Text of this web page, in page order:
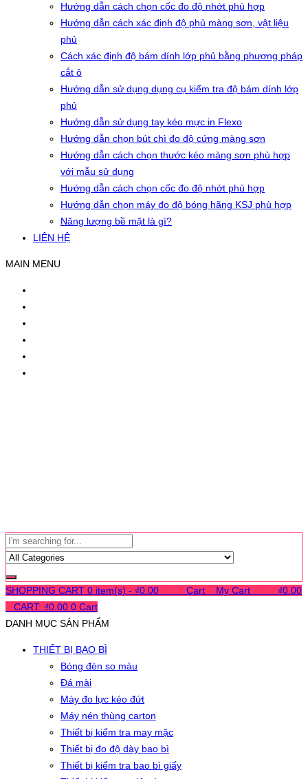
Hướng dẫn cách chọn cốc đo độ nhớt phù hợp
Hướng dẫn cách xác định độ phủ màng sơn, vật liệu
phủ
Cách xác định độ bám dính lớp phủ bằng phương pháp
cắt ô
Hướng dẫn sử dụng dụng cụ kiểm tra độ bám dính lớp
phủ
Hướng dẫn sử dụng tay kéo mực in Flexo
Hướng dẫn chọn bút chì đo độ cứng màng sơn
Hướng dẫn cách chọn thước kéo màng sơn phù hợp
với mẫu sử dụng
Hướng dẫn cách chọn cốc đo độ nhớt phù hợp
Hướng dẫn chọn máy đo độ bóng hãng KSJ phù hợp
Năng lượng bề mặt là gì?
LIÊN HỆ
MAIN MENU
SHOPPING CART 0 item(s) - ₫0.00 Cart My Cart ₫0.00
CART: ₫0.00 0 Cart
DANH MỤC SẢN PHẨM
THIẾT BỊ BAO BÌ
Bóng đèn so màu
Đá mài
Máy đo lực kéo đứt
Máy nén thùng carton
Thiết bị kiểm tra may mặc
Thiết bị đo độ dày bao bì
Thiết bị kiểm tra bao bì giấy